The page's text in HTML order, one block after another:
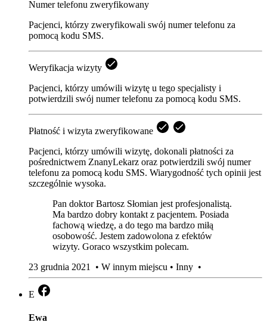
Numer telefonu zweryfikowany
Pacjenci, którzy zweryfikowali swój numer telefonu za
pomocą kodu SMS.
Weryfikacja wizyty
Pacjenci, którzy umówili wizytę u tego specjalisty i
potwierdzili swój numer telefonu za pomocą kodu SMS.
Płatność i wizyta zweryfikowane
Pacjenci, którzy umówili wizytę, dokonali płatności za
pośrednictwem ZnanyLekarz oraz potwierdzili swój numer
telefonu za pomocą kodu SMS. Wiarygodność tych opinii jest
szczególnie wysoka.
Pan doktor Bartosz Słomian jest profesjonalistą.
Ma bardzo dobry kontakt z pacjentem. Posiada
fachową wiedzę, a do tego ma bardzo miłą
osobowość. Jestem zadowolona z efektów
wizyty. Goraco wszystkim polecam.
23 grudnia 2021
• W innym miejscu • Inny •
E
Ewa